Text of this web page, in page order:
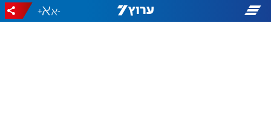
-
+